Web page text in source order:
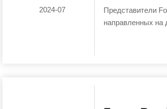
2024-07
Представители
направленных на